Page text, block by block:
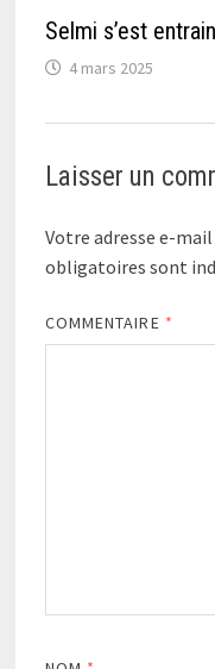
Selmi s’est
4 mars 2025
Laisser un
Votre adresse e-
obligatoires sont
COMMENTAIRE *